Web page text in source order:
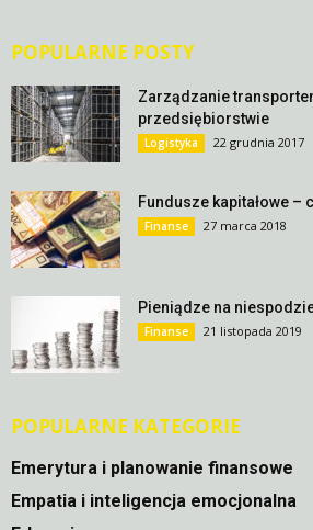
POPULARNE POSTY
Zarządzanie
przedsiębiorstwie
Logistyka 22 grudnia 2017
Fundusze kapitałowe –
Finanse 27 marca 2018
Pieniądze na
Finanse 21 listopada 2019
POPULARNE KATEGORIE
Emerytura i planowanie finansowe
Empatia i inteligencja emocjonalna